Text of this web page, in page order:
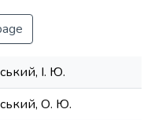
І. Ю.
О. Ю.